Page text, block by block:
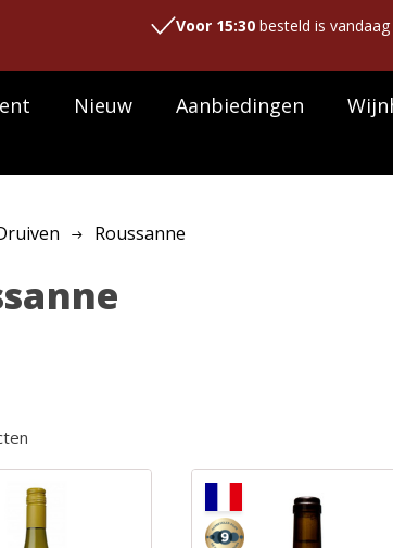
Voor 15:30besteld is vandaag
Nieuw Aanbiedingen
Roussanne
9